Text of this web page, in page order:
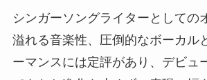
シンガーソングライターとしての
溢れる音楽性、圧倒的なボーカル
ーマンスには定評があり、デビュ